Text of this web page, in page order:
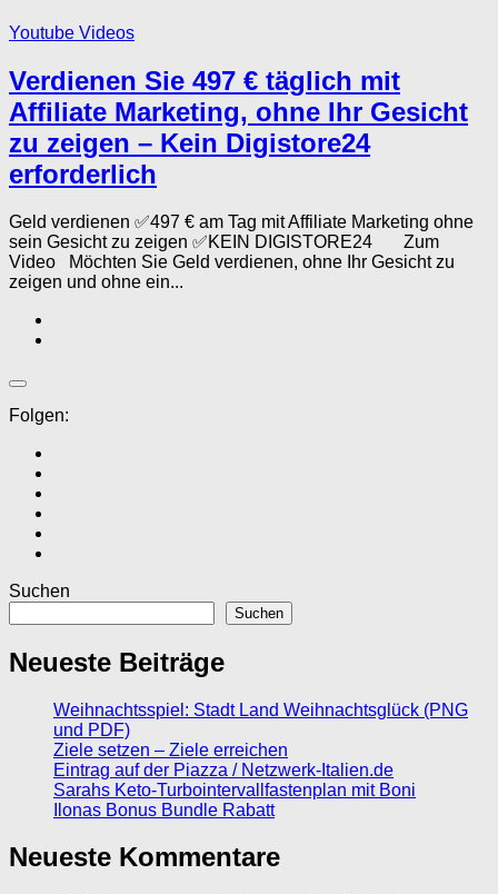
Youtube Videos
Verdienen Sie 497 € täglich mit
Affiliate Marketing, ohne Ihr Gesicht
zu zeigen – Kein Digistore24
erforderlich
Geld verdienen ✅497 € am Tag mit Affiliate Marketing ohne
sein Gesicht zu zeigen ✅KEIN DIGISTORE24 Zum
Video Möchten Sie Geld verdienen, ohne Ihr Gesicht zu
zeigen und ohne ein...
Folgen:
Suchen
Suchen
Neueste Beiträge
Weihnachtsspiel: Stadt Land Weihnachtsglück (PNG
und PDF)
Ziele setzen – Ziele erreichen
Eintrag auf der Piazza / Netzwerk-Italien.de
Sarahs Keto-Turbointervallfastenplan mit Boni
Ilonas Bonus Bundle Rabatt
Neueste Kommentare